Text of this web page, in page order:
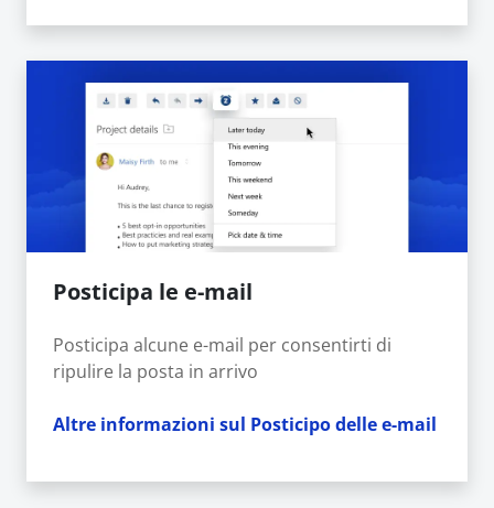
Posticipa le e-mail
Posticipa alcune e-mail per consentirti di
ripulire la posta in arrivo
Altre informazioni sul Posticipo delle e-mail